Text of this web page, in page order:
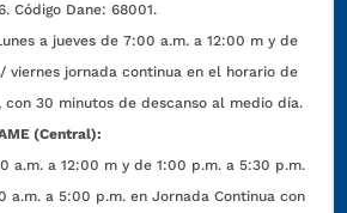
Código Dane: 68001.
a jueves de 7:00 a.m. a 12:00 m y de
viernes jornada continua en el horario de
30 minutos de descanso al medio día.
(Central):
a 12:00 m y de 1:00 p.m. a 5:30 p.m.
5:00 p.m. en Jornada Continua con